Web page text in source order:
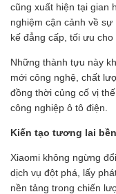
cũng xuất hiện tại gian
nghiệm cận cảnh về
kế đẳng cấp, tối ưu
Những thành tựu này
mới công nghệ, chất
đồng thời củng cố vị
công nghiệp ô tô điện.
Kiến tạo tương lai
Xiaomi không ngừng
dịch vụ đột phá, lấy
nền tảng trong chiến